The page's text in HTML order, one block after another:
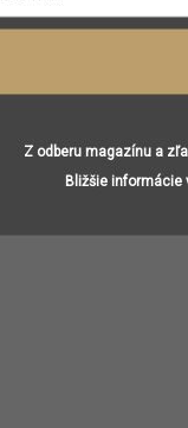
Z odberu magazínu a
Bližšie informácie